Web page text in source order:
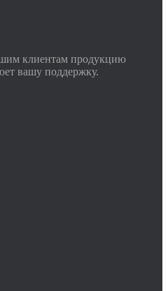
клиентам продукцию
вашу поддержку.